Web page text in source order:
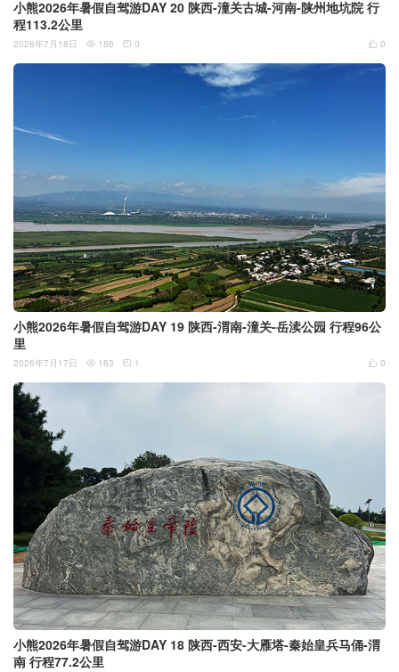
小熊2026年暑假自驾游DAY 20 陕西-潼关古城-河南-陕州地坑院 行
程113.2公里
 0
2026年7月18日  186  0
小熊2026年暑假自驾游DAY 19 陕西-渭南-潼关-岳渎公园 行程96公
里
 0
2026年7月17日  163  1
小熊2026年暑假自驾游DAY 18 陕西-西安-大雁塔-秦始皇兵马俑-渭
南 行程77.2公里